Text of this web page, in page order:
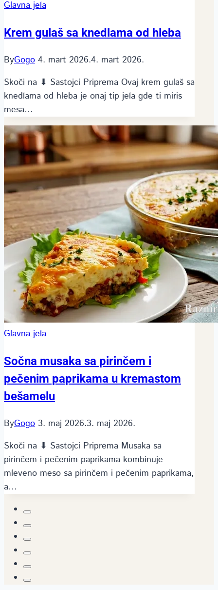
Glavna jela
Krem gulaš sa knedlama od hleba
ByGogo 4. mart 2026.4. mart 2026.
Skoči na ⬇ Sastojci Priprema Ovaj krem gulaš sa
knedlama od hleba je onaj tip jela gde ti miris
mesa…
Glavna jela
Sočna musaka sa pirinčem i
pečenim paprikama u kremastom
bešamelu
ByGogo 3. maj 2026.3. maj 2026.
Skoči na ⬇ Sastojci Priprema Musaka sa
pirinčem i pečenim paprikama kombinuje
mleveno meso sa pirinčem i pečenim paprikama,
a…